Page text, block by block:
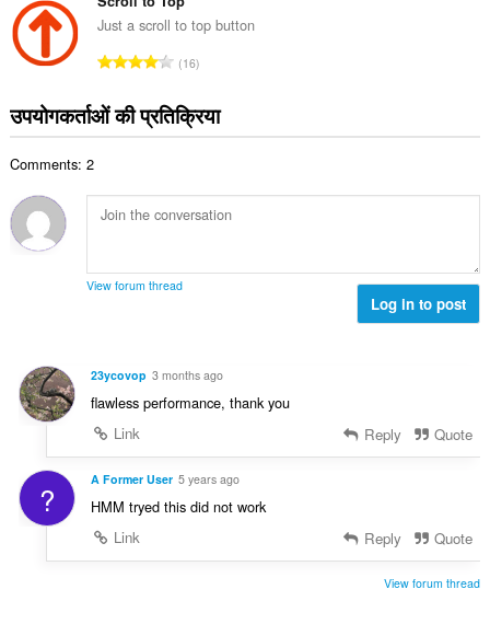
ख्या
:की
ल
ख्या
:
Just a scroll to top button
रे
ग
की
सं
ख्या
16
उपयोगकर्ताओं की प्रतिक्रिया
Comments: 2
View forum thread
Log in to post
23ycovop 3 months ago
flawless performance, thank you
Link
Reply Quote
? A Former User 5 years ago
HMM tryed this did not work
Link
Reply Quote
View forum thread